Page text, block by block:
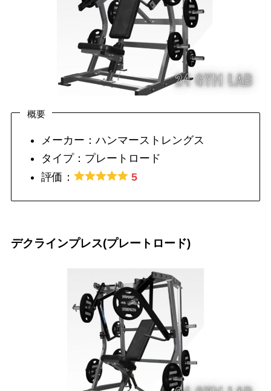
概要
メーカー：ハンマーストレングス
タイプ：プレートロード
評価：
5
デクラインプレス(プレートロード)